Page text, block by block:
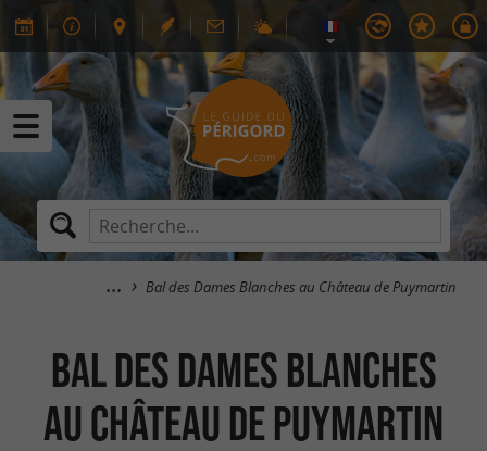
Bal des Dames Blanches au Château de Puymartin
Bal des Dames Blanches
au Château de Puymartin